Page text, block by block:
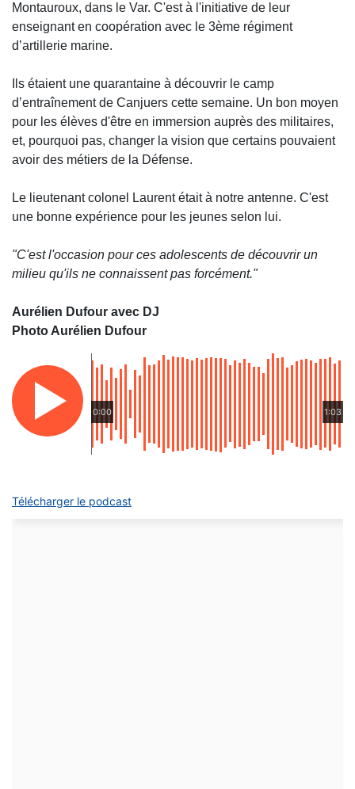
Montauroux, dans le Var. C'est à l'initiative de leur
enseignant en coopération avec le 3ème régiment
d’artillerie marine.
Ils étaient une quarantaine à découvrir le camp
d’entraînement de Canjuers cette semaine. Un bon moyen
pour les élèves d'être en immersion auprès des militaires,
et, pourquoi pas, changer la vision que certains pouvaient
avoir des métiers de la Défense.
Le lieutenant colonel Laurent était à notre antenne. C'est
une bonne expérience pour les jeunes selon lui.
"C'est l'occasion pour ces adolescents de découvrir un
milieu qu'ils ne connaissent pas forcément."
Aurélien Dufour avec DJ
Photo Aurélien Dufour
0:00 1:03
Télécharger le podcast